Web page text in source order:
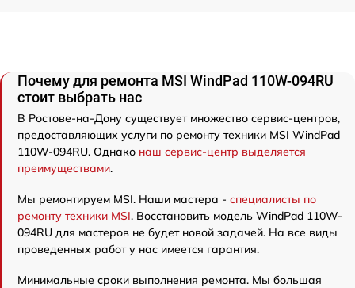
Почему для ремонта MSI WindPad 110W-094RU
стоит выбрать нас
В Ростове-на-Дону существует множество сервис-центров,
предоставляющих услуги по ремонту техники MSI WindPad
110W-094RU. Однако наш сервис-центр выделяется
преимуществами.
Мы ремонтируем MSI. Наши мастера - специалисты по
ремонту техники MSI. Восстановить модель WindPad 110W-
094RU для мастеров не будет новой задачей. На все виды
проведенных работ у нас имеется гарантия.
Минимальные сроки выполнения ремонта. Мы большая